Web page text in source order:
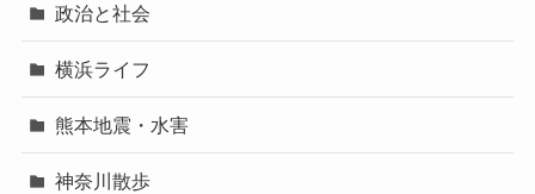
政治と社会
横浜ライフ
熊本地震・水害
神奈川散歩